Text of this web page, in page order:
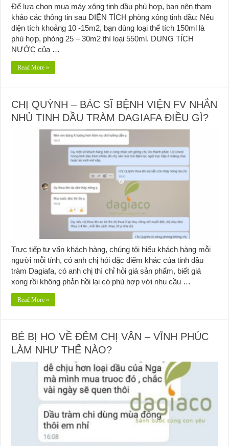
Để lựa chọn mua máy xông tinh dầu phù hợp, bạn nên tham
khảo các thông tin sau DIỆN TÍCH phòng xông tinh dầu: Nếu
diện tích khoảng 10 -15m2, bạn dùng loại thể tích 150ml là
phù hợp, phòng 25 – 30m2 thì loại 550ml. DUNG TÍCH
NƯỚC của …
Read More »
CHỊ QUỲNH – BÁC SĨ BỆNH VIỆN FV NHẮN
NHỦ TINH DẦU TRÀM DAGIAFA ĐIỀU GÌ?
Trực tiếp tư vấn khách hàng, chúng tôi hiểu khách hàng mỗi
người mỗi tính, có anh chị hỏi đặc điểm khác của tinh dầu
tràm Dagiafa, có anh chị thì chỉ hỏi giá sản phẩm, biết giá
xong rồi không phản hồi lại có phù hợp với nhu cầu …
Read More »
BÉ BỊ HO VỀ ĐÊM CHỊ VÂN – VĨNH PHÚC
LÀM NHƯ THẾ NÀO?